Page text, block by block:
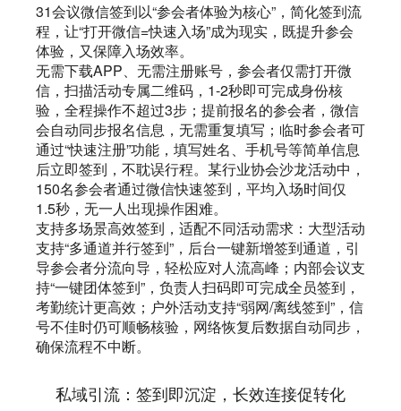
31会议微信签到以“参会者体验为核心”，简化签到流
程，让“打开微信=快速入场”成为现实，既提升参会
体验，又保障入场效率。
无需下载APP、无需注册账号，参会者仅需打开微
信，扫描活动专属二维码，1-2秒即可完成身份核
验，全程操作不超过3步；提前报名的参会者，微信
会自动同步报名信息，无需重复填写；临时参会者可
通过“快速注册”功能，填写姓名、手机号等简单信息
后立即签到，不耽误行程。某行业协会沙龙活动中，
150名参会者通过微信快速签到，平均入场时间仅
1.5秒，无一人出现操作困难。
支持多场景高效签到，适配不同活动需求：大型活动
支持“多通道并行签到”，后台一键新增签到通道，引
导参会者分流向导，轻松应对人流高峰；内部会议支
持“一键团体签到”，负责人扫码即可完成全员签到，
考勤统计更高效；户外活动支持“弱网/离线签到”，信
号不佳时仍可顺畅核验，网络恢复后数据自动同步，
确保流程不中断。
私域引流：签到即沉淀，长效连接促转化